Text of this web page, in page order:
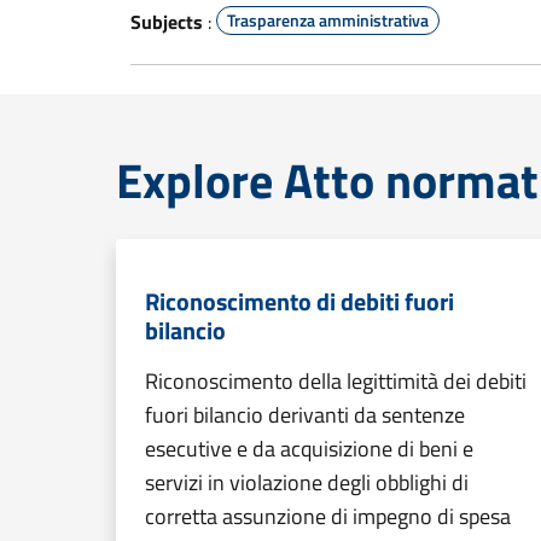
Subjects : Trasparenza amministrativa
Explore Atto
Riconoscimento di debiti fuori
bilancio
Riconoscimento della legittimità dei debiti
fuori bilancio derivanti da sentenze
esecutive e da acquisizione di beni e
servizi in violazione degli obblighi di
corretta assunzione di impegno di spesa